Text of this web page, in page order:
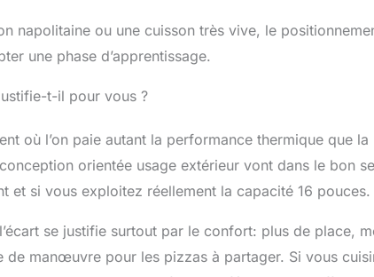
napolitaine ou une cuisson très vive, le
une phase d’apprentissage.
t-il pour vous ?
où l’on paie autant la performance thermique que
orientée usage extérieur vont dans le bon
et si vous exploitez réellement la capacité 16 pouces.
se justifie surtout par le confort: plus de place,
de manœuvre pour les pizzas à partager. Si vous